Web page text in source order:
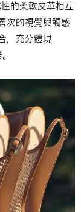
的柔軟皮革相互
次的視覺與觸感
，充分體現